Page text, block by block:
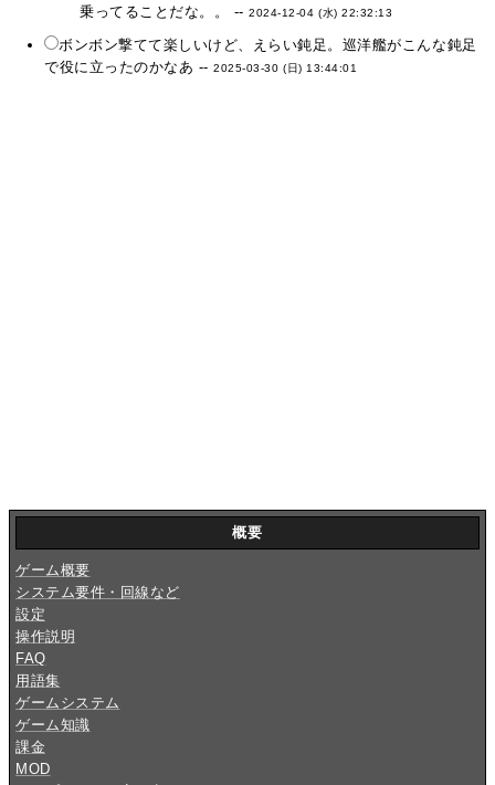
乗ってることだな。。 --2024-12-04 (水) 22:32:13
ボンボン撃てて楽しいけど、えらい鈍足。巡洋艦がこんな鈍足
で役に立ったのかなあ --2025-03-30 (日) 13:44:01
概要
ゲーム概要
システム要件・回線など
設定
操作説明
FAQ
用語集
ゲームシステム
ゲーム知識
課金
MOD